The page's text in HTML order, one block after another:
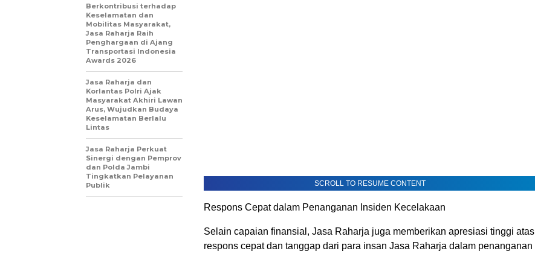
SCROLL TO RESUME CONTENT
Respons Cepat dalam Penanganan Insiden Kecelakaan
Selain capaian finansial, Jasa Raharja juga memberikan apresiasi tinggi atas
respons cepat dan tanggap dari para insan Jasa Raharja dalam penanganan
Berkontribusi terhadap
Keselamatan dan
Mobilitas Masyarakat,
Jasa Raharja Raih
Penghargaan di Ajang
Transportasi Indonesia
Awards 2026
Jasa Raharja dan
Korlantas Polri Ajak
Masyarakat Akhiri Lawan
Arus, Wujudkan Budaya
Keselamatan Berlalu
Lintas
Jasa Raharja Perkuat
Sinergi dengan Pemprov
dan Polda Jambi
Tingkatkan Pelayanan
Publik